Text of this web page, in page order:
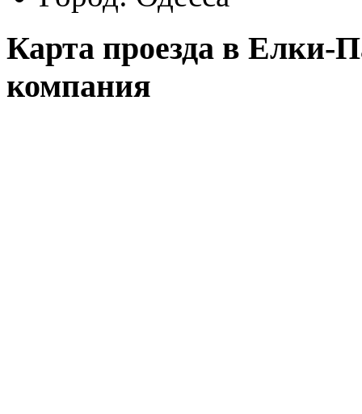
Карта проезда в Елки-
компания